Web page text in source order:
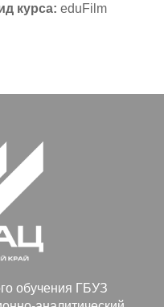
курса: eduFilm
обучения ГБУЗ